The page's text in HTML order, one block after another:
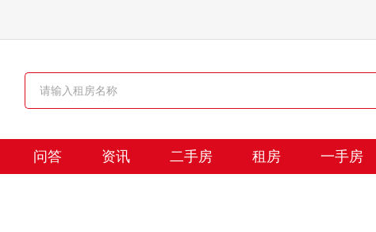
问答 资讯 二手房 租房 一手房